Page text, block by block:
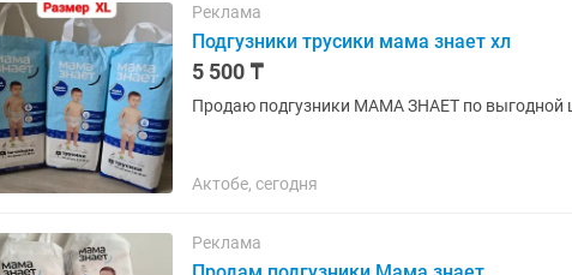
Реклама
Подгузники трусики мама знает хл
5 500 ₸
Продаю подгузники МАМА ЗНАЕТ по выгодной
Актобе, сегодня
Реклама